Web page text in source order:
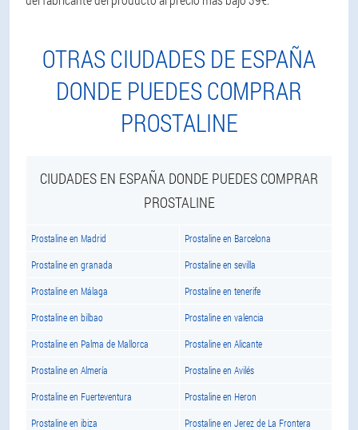
OTRAS CIUDADES DE ESPAÑA
DONDE PUEDES COMPRAR
PROSTALINE
CIUDADES EN ESPAÑA DONDE PUEDES COMPRAR
PROSTALINE
Prostaline en Madrid Prostaline en Barcelona
Prostaline en granada Prostaline en sevilla
Prostaline en Málaga Prostaline en tenerife
Prostaline en bilbao Prostaline en valencia
Prostaline en Palma de Mallorca Prostaline en Alicante
Prostaline en Almería Prostaline en Avilés
Prostaline en Fuerteventura Prostaline en Heron
Prostaline en ibiza Prostaline en Jerez de La Frontera